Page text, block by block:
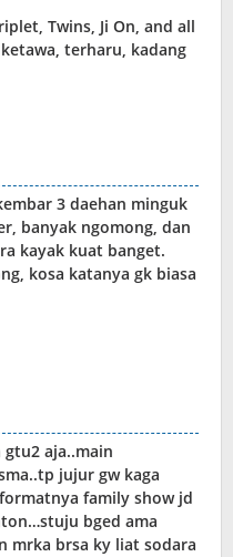
Twins, Ji On, and all
terharu, kadang
3 daehan minguk
banyak ngomong, dan
kayak kuat banget.
kosa katanya gk biasa
aja..main
jujur gw kaga
family show jd
bged ama
mrka brsa ky liat sodara